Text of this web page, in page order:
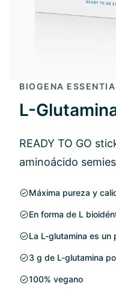
BIOGENA
L-
READY TO GO
aminoácido
Máxima pureza y
En forma de L
La L-glutamina es un
3 g de L-glutamina
100% vegano